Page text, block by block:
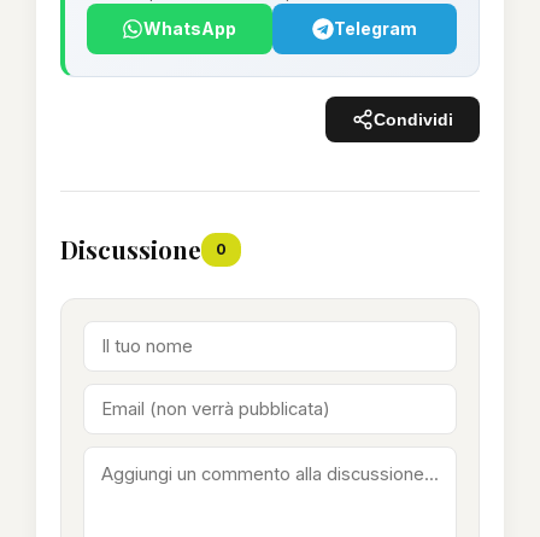
WhatsApp Telegram
Condividi
Discussione 0